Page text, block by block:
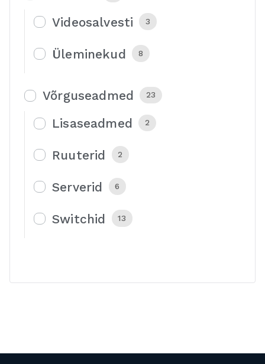
Videosalvesti 3
Üleminekud 8
Võrguseadmed 23
Lisaseadmed 2
Ruuterid 2
Serverid 6
Switchid 13